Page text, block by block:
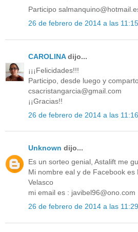
Participo
26 de febrero de 2014 a las 11:15
CAROLINAdijo...
¡¡¡Felicidades!!!
Participo, desde luego y
csacristangarcia@gmail.com
¡¡Gracias!!
26 de febrero de 2014 a las 11:16
Unknown dijo...
Es un sorteo genial, Astalift me
Mi nombre eal y de Facebook es
Velasco
mi email es : javibel96@ono.com
26 de febrero de 2014 a las 11:29